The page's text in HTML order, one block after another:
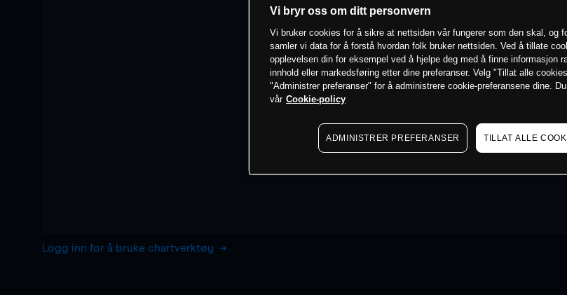
Logg inn for å bruke chartverktøy
Vi bryr oss om ditt personvern
Vi bruker cookies for å sikre at nettsiden vår fungerer som den skal, og
samler vi data for å forstå hvordan folk bruker nettsiden. Ved å tillate
opplevelsen din for eksempel ved å hjelpe deg med å finne informasjon
innhold eller markedsføring etter dine preferanser. Velg "Tillat alle
"Administrer preferanser" for å administrere cookie-preferansene dine.
vår Cookie-policy
ADMINISTRER PREFERANSER TILLAT ALLE